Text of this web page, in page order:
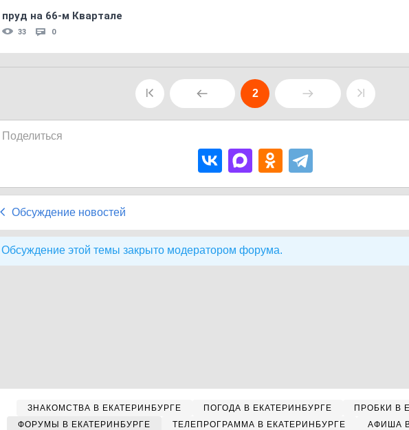
пруд на 66-м Квартале
33 0
2
Поделиться
Обсуждение новостей
Обсуждение этой темы закрыто модератором форума.
ЗНАКОМСТВА В ЕКАТЕРИНБУРГЕ ПОГОДА В ЕКАТЕРИНБУРГЕ
ПРОБКИ В
ФОРУМЫ В ЕКАТЕРИНБУРГЕ
ТЕЛЕПРОГРАММА В ЕКАТЕРИНБУРГЕ
АФИША